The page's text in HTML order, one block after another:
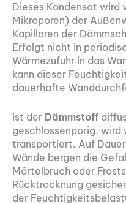
Dieses Kondensat wird
Mikroporen) der
Kapillaren der
Erfolgt nicht in
Wärmezufuhr in das
kann dieser
dauerhafte
Ist der Dämmstoff
geschlossenporig,
transportiert. Auf
Wände bergen die
Mörtelbruch oder
Rücktrocknung
der